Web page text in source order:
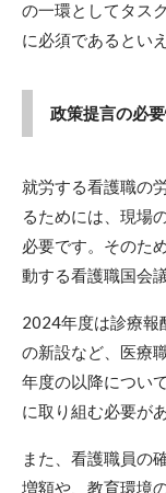
の一環としてタス
に必須であるとい
政策提言の必
就労する看護職の
るためには、現場
必要です。そのた
動する看護職国会
2024年度は診療報
の新設など、医療
年度の以降につい
に取り組む必要が
また、看護職員の
増額や、教育環境